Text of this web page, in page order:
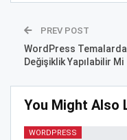
PREV POST
WordPress Temalarda
Değişiklik Yapılabilir Mi
You Might Also
WORDPRESS